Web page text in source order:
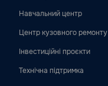
Навчальний центр
Центр кузовного ремонту
Інвестиційні проєкти
Технічна підтримка